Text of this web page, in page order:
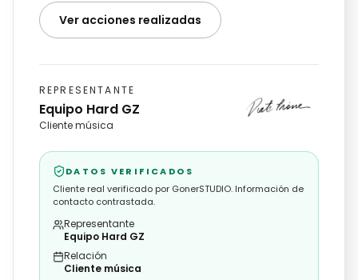
Ver acciones realizadas
REPRESENTANTE
Equipo Hard GZ
Cliente música
DATOS VERIFICADOS
Cliente real verificado por GonerSTUDIO. Información de
contacto contrastada.
Representante
Equipo Hard GZ
Relación
Cliente música